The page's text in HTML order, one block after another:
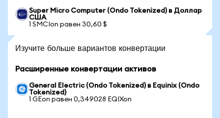
Super Micro Computer (Ondo Tokenized) в Доллар
США
1 SMCIon равен 30,60 $
Изучите больше вариантов конвертации
Расширенные конвертации активов
General Electric (Ondo Tokenized) в Equinix (Ondo
Tokenized)
1 GEon равен 0,349028 EQIXon